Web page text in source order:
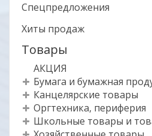
Спецпредложения
Хиты продаж
Товары
АКЦИЯ
Бумага и бумажная
Канцелярские товары
Оргтехника, периферия
Школьные товары и